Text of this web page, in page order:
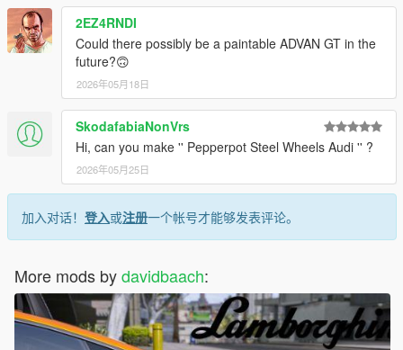
2EZ4RNDI
Could there possibly be a paintable ADVAN GT in the
future?🙃
2026年05月18日
SkodafabiaNonVrs
Hi, can you make '' Pepperpot Steel Wheels Audi '' ?
2026年05月25日
加入对话！ 登入或注册一个帐号才能够发表评论。
More mods bydavidbaach: